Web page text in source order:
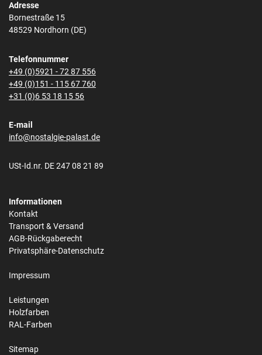
Adresse
Bornestraße 15
48529 Nordhorn (DE)
Telefonnummer
+49 (0)5921 - 72 87 556
+49 (0)151 - 115 67 760
+31 (0)6 53 18 15 56
E-mail
info@nostalgie-palast.de
USt-Id.nr. DE 247 08 21 89
Informationen
Kontakt
Transport & Versand
AGB-Rückgaberecht
Privatsphäre-Datenschutz
Impressum
Leistungen
Holzfarben
RAL-Farben
Sitemap